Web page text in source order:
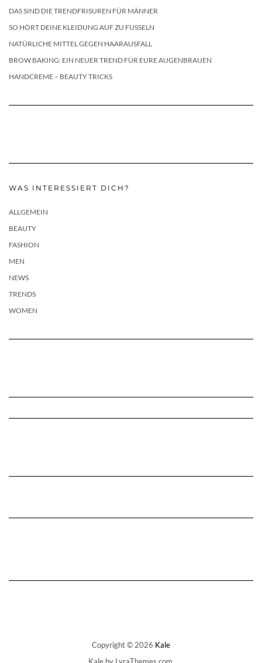
DAS SIND DIE TRENDFRISUREN FÜR MÄNNER
SO HÖRT DEINE KLEIDUNG AUF ZU FUSSELN
NATÜRLICHE MITTEL GEGEN HAARAUSFALL
BROW BAKING: EIN NEUER TREND FÜR EURE AUGENBRAUEN
HANDCREME – BEAUTY TRICKS
WAS INTERESSIERT DICH?
ALLGEMEIN
BEAUTY
FASHION
MEN
NEWS
TRENDS
WOMEN
Copyright © 2026 Kale